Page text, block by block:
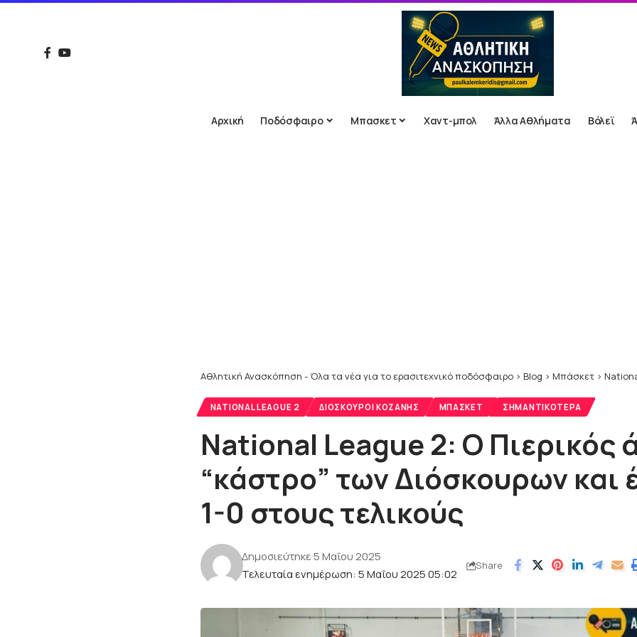
Αρχική Ποδόσφαιρο Μπασκετ Χαντ-μπολ Άλλα Αθλήματα Βόλεϊ
Αθλητική Ανασκόπηση - Όλα τα νέα για το ερασιτεχνικό ποδόσφαιρο > Blog > Μπάσκετ >
NATIONAL LEAGUE 2 ΔΙΌΣΚΟΥΡΟΙ ΚΟΖΆΝΗΣ ΜΠΆΣΚΕΤ ΣΗΜΑΝΤΙΚΌΤΕΡΑ
National League 2: Ο Πιερικός
“κάστρο” των Διόσκουρων και
1-0 στους τελικούς
Τελευταία ενημέρωση: 5 Μαΐου 2025 05:02
Δημοσιεύτηκε 5 Μαΐου 2025
Share